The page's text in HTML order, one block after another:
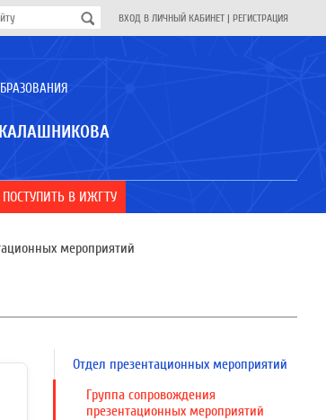
ВХОД В ЛИЧНЫЙ КАБИНЕТ | РЕГИСТРАЦИЯ
ПОСТУПИТЬ В ИЖГТУ
мероприятий
Отдел презентационных мероприятий
Группа сопровождения
презентационных мероприятий